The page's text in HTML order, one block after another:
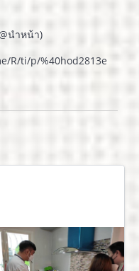
นำหน้า)
R/ti/p/%40hod2813e